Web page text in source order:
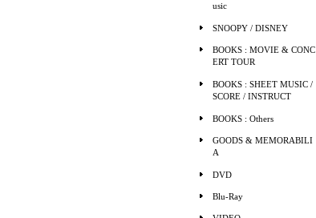
usic
SNOOPY / DISNEY
BOOKS : MOVIE & CONC
ERT TOUR
BOOKS : SHEET MUSIC /
SCORE / INSTRUCT
BOOKS : Others
GOODS & MEMORABILI
A
DVD
Blu-Ray